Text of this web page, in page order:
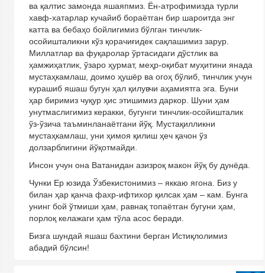
ва қалтис замонда яшаяпмиз. Ён-атрофимизда турли
хавф-хатарлар кучайиб бораётган бир шароитда энг
катта ва бебаҳо бойлигимиз бўлган тинчлик-
осойишталикни кўз қорачиғидек сақлашимиз зарур.
Миллатлар ва фуқаролар ўртасидаги дўстлик ва
ҳамжиҳатлик, ўзаро ҳурмат, меҳр-оқибат муҳитини янада
мустаҳкамлаш, доимо ҳушёр ва огоҳ бўлиб, тинчлик учун
курашиб яшаш бугун ҳал қилувчи аҳамиятга эга. Буни
ҳар биримиз чуқур ҳис этишимиз даркор. Шуни ҳам
унутмаслигимиз керакки, бугунги тинчлик-осойишталик
ўз-ўзича таъминланаётгани йўқ. Мустақилликни
мустаҳкамлаш, уни ҳимоя қилиш ҳеч қачон ўз
долзарблигини йўқотмайди.
Инсон учун она Ватанидан азизроқ макон йўқ бу дунёда.
Чунки Ер юзида Ўзбекистонимиз – яккаю ягона. Биз у
билан ҳар қанча фахр-ифтихор қилсак ҳам – кам. Бунга
унинг бой ўтмиши ҳам, равнақ топаётган бугуни ҳам,
порлоқ келажаги ҳам тўла асос беради.
Бизга шундай яшаш бахтини берган Истиқлолимиз
абадий бўлсин!